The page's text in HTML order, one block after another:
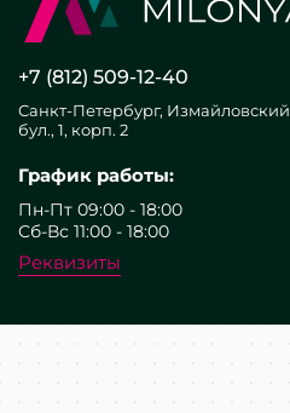
+7 (812) 509-12-40
Санкт-Петербург, Измайловский
бул., 1, корп. 2
График работы:
Пн-Пт 09:00 - 18:00
Сб-Вс 11:00 - 18:00
Реквизиты